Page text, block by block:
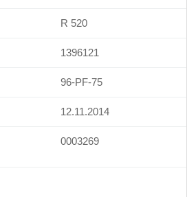
R 520
1396121
96-PF-75
12.11.2014
0003269